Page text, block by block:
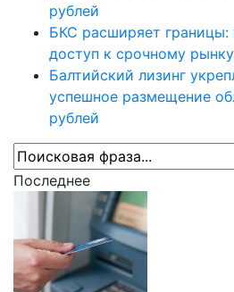
рублей
БКС расширяет границы:
доступ к срочному
Балтийский лизинг
успешное размещение
рублей
Последнее